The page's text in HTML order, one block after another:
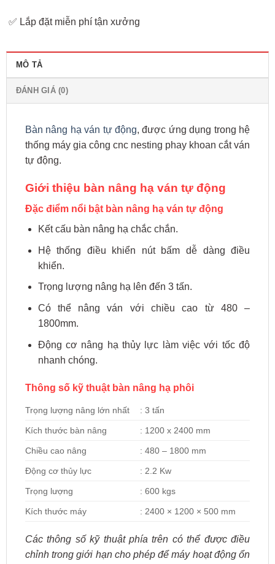
✅ Lắp đặt miễn phí tận xưởng
MÔ TẢ
ĐÁNH GIÁ (0)
Bàn nâng hạ ván tự động, được ứng dụng trong hệ
thống máy gia công cnc nesting phay khoan cắt ván
tự động.
Giới thiệu bàn nâng hạ ván tự động
Đặc điểm nổi bật bàn nâng hạ ván tự động
Kết cấu bàn nâng hạ chắc chắn.
Hệ thống điều khiển nút bấm dễ dàng điều
khiển.
Trọng lượng nâng hạ lên đến 3 tấn.
Có thể nâng ván với chiều cao từ 480 –
1800mm.
Động cơ nâng hạ thủy lực làm việc với tốc độ
nhanh chóng.
Thông số kỹ thuật bàn nâng hạ phôi
Trọng lượng nâng lớn nhất : 3 tấn
Kích thước bàn nâng : 1200 x 2400 mm
Chiều cao nâng : 480 – 1800 mm
Động cơ thủy lực : 2.2 Kw
Trọng lượng : 600 kgs
Kích thước máy : 2400 × 1200 × 500 mm
Các thông số kỹ thuật phía trên có thể được điều
chỉnh trong giới hạn cho phép để máy hoạt động ổn